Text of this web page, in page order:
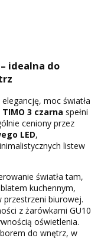
idealna do
moc światła
3 czarna spełni
ceniony przez
LED,
listew
światła tam,
kuchennym,
przestrzeni biurowej.
z żarówkami GU10
oświetlenia.
do wnętrz, w